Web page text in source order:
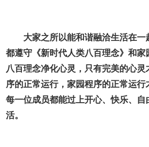
大家之所以能和谐融洽生活在一
都遵守《新时代人类八百理念》和家
八百理念净化心灵，只有完美的心灵
序的正常运行，家园程序的正常运行
每一位成员都能过上开心、快乐、自
活。